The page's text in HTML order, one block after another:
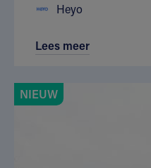
Heyo
Lees meer
NIEUW